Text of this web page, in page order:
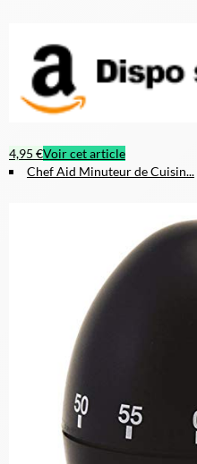
4,95 €Voir cet article
Chef Aid Minuteur de Cuisin...